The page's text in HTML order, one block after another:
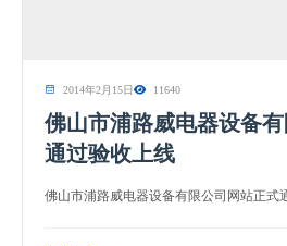
2014年2月15日 11640
佛山市浦路威电器设备
通过验收上线
佛山市浦路威电器设备有限公司网站正式